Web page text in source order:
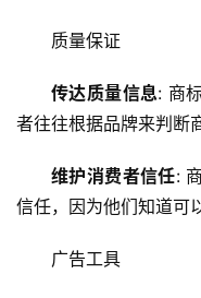
质量保证
传达质量信息: 商
者往往根据品牌来判断
维护消费者信任:
信任，因为他们知道可
广告工具